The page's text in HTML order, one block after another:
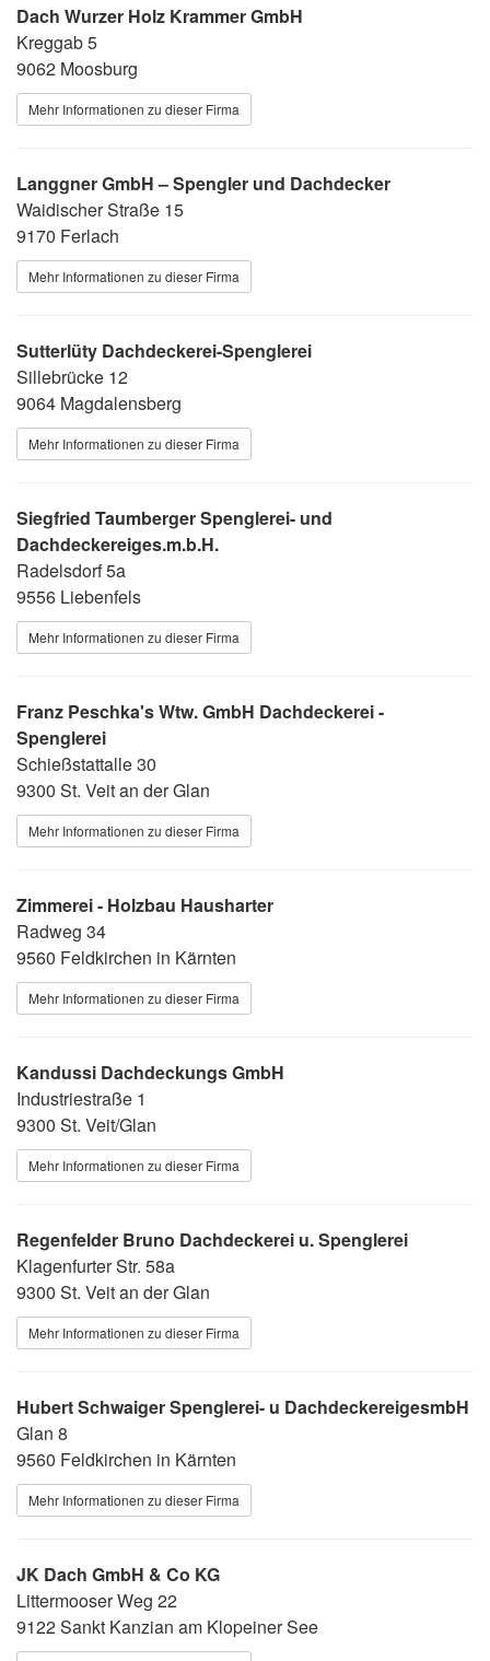
Dach Wurzer Holz Krammer GmbH
Kreggab 5
9062 Moosburg
Mehr Informationen zu dieser Firma
Langgner GmbH – Spengler und Dachdecker
Waidischer Straße 15
9170 Ferlach
Mehr Informationen zu dieser Firma
Sutterlüty Dachdeckerei-Spenglerei
Sillebrücke 12
9064 Magdalensberg
Mehr Informationen zu dieser Firma
Siegfried Taumberger Spenglerei- und
Dachdeckereiges.m.b.H.
Radelsdorf 5a
9556 Liebenfels
Mehr Informationen zu dieser Firma
Franz Peschka's Wtw. GmbH Dachdeckerei -
Spenglerei
Schießstattalle 30
9300 St. Veit an der Glan
Mehr Informationen zu dieser Firma
Zimmerei - Holzbau Hausharter
Radweg 34
9560 Feldkirchen in Kärnten
Mehr Informationen zu dieser Firma
Kandussi Dachdeckungs GmbH
Industriestraße 1
9300 St. Veit/Glan
Mehr Informationen zu dieser Firma
Regenfelder Bruno Dachdeckerei u. Spenglerei
Klagenfurter Str. 58a
9300 St. Veit an der Glan
Mehr Informationen zu dieser Firma
Hubert Schwaiger Spenglerei- u DachdeckereigesmbH
Glan 8
9560 Feldkirchen in Kärnten
Mehr Informationen zu dieser Firma
JK Dach GmbH & Co KG
Littermooser Weg 22
9122 Sankt Kanzian am Klopeiner See